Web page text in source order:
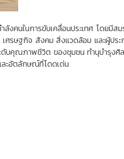
นในการขับเคลื่อนประเทศ โดยมีสม
รษฐกิจ สังคม สิ่งแวดล้อม และผู้ประ
ะดับคุณภาพชีวิต ของชุมชน ทำนุบำรุ
ละอัตลักษณ์ที่โดดเด่น